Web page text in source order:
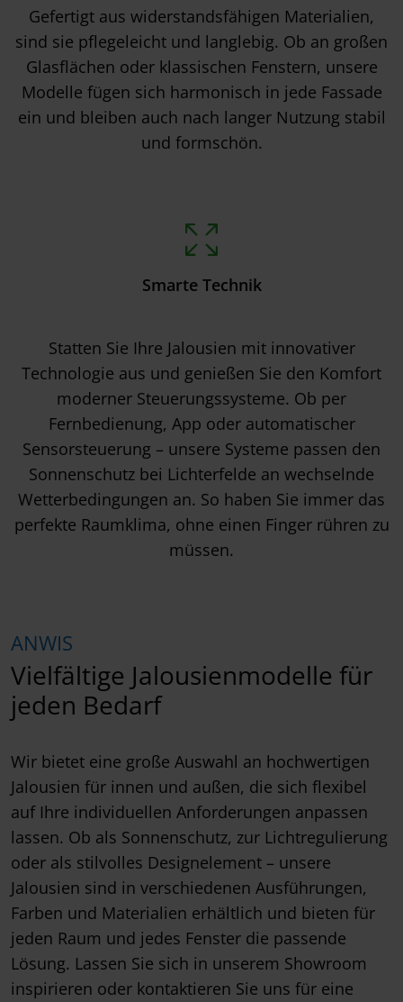
Gefertigt aus widerstandsfähigen Materialien,
sind sie pflegeleicht und langlebig. Ob an großen
Glasflächen oder klassischen Fenstern, unsere
Modelle fügen sich harmonisch in jede Fassade
ein und bleiben auch nach langer Nutzung stabil
und formschön.
Smarte Technik
Statten Sie Ihre Jalousien mit innovativer
Technologie aus und genießen Sie den Komfort
moderner Steuerungssysteme. Ob per
Fernbedienung, App oder automatischer
Sensorsteuerung – unsere Systeme passen den
Sonnenschutz bei Lichterfelde an wechselnde
Wetterbedingungen an. So haben Sie immer das
perfekte Raumklima, ohne einen Finger rühren zu
müssen.
ANWIS
Vielfältige Jalousienmodelle für
jeden Bedarf
Wir bietet eine große Auswahl an hochwertigen
Jalousien für innen und außen, die sich flexibel
auf Ihre individuellen Anforderungen anpassen
lassen. Ob als Sonnenschutz, zur Lichtregulierung
oder als stilvolles Designelement – unsere
Jalousien sind in verschiedenen Ausführungen,
Farben und Materialien erhältlich und bieten für
jeden Raum und jedes Fenster die passende
Lösung. Lassen Sie sich in unserem Showroom
inspirieren oder kontaktieren Sie uns für eine